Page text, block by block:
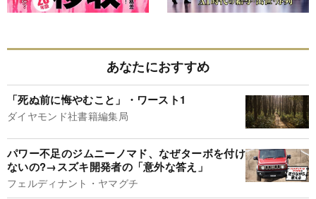
あなたにおすすめ
「死ぬ前に悔やむこと」・ワースト1
ダイヤモンド社書籍編集局
パワー不足のジムニーノマド、なぜターボを付け
ないの?→スズキ開発者の「意外な答え」
フェルディナント・ヤマグチ